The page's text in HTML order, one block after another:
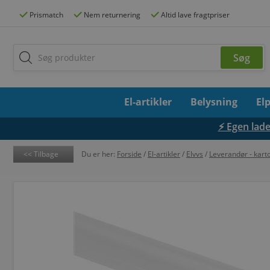
Prismatch Nem returnering Altid lave fragtpriser
El-artikler Belysning
⚡ Egen
Tilbage Du er her: Forside / El-artikler/ Elvvs / Leverandør -